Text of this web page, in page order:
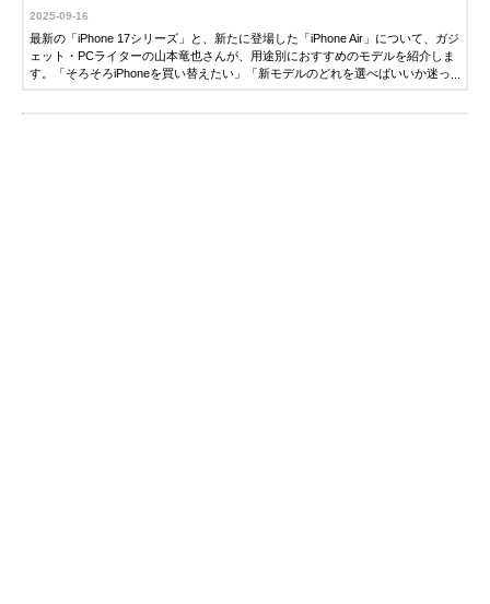
2025-09-16
最新の「iPhone 17シリーズ」と、新たに登場した「iPhone Air」について、ガジ
ェット・PCライターの山本竜也さんが、用途別におすすめのモデルを紹介しま
す。「そろそろiPhoneを買い替えたい」「新モデルのどれを選べばいいか迷っ